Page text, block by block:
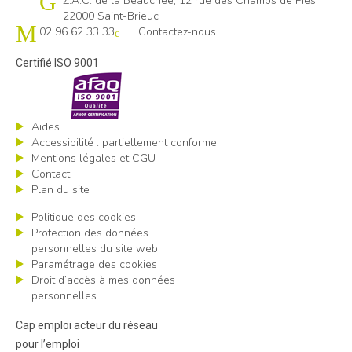
22000 Saint-Brieuc
02 96 62 33 33
Contactez-nous
Certifié ISO 9001
Aides
Accessibilité : partiellement conforme
Mentions légales et CGU
Contact
Plan du site
Politique des cookies
Protection des données
personnelles du site web
Paramétrage des cookies
Droit d’accès à mes données
personnelles
Cap emploi acteur du réseau
pour l’emploi